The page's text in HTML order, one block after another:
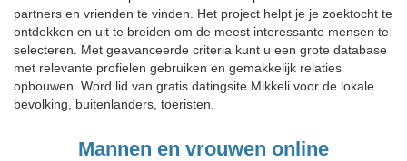
partners en vrienden te vinden. Het project helpt je je zoektocht te
ontdekken en uit te breiden om de meest interessante mensen te
selecteren. Met geavanceerde criteria kunt u een grote database
met relevante profielen gebruiken en gemakkelijk relaties
opbouwen. Word lid van gratis datingsite Mikkeli voor de lokale
bevolking, buitenlanders, toeristen.
Mannen en vrouwen online